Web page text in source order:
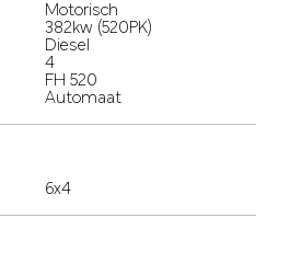
Motorisch
382kw (520PK)
Diesel
4
FH 520
Automaat
6x4